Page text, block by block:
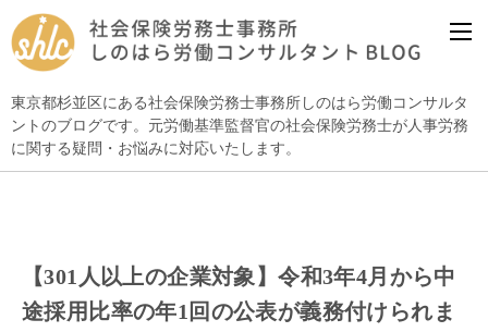
東京都杉並区にある社会保険労務士事務所しのはら労働コンサルタ
ントのブログです。元労働基準監督官の社会保険労務士が人事労務
に関する疑問・お悩みに対応いたします。
【301人以上の企業対象】令和3年4月から中
途採用比率の年1回の公表が義務付けられま